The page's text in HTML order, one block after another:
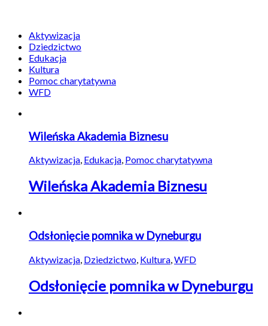
Aktywizacja
Dziedzictwo
Edukacja
Kultura
Pomoc charytatywna
WFD
Wileńska Akademia Biznesu
Aktywizacja, Edukacja, Pomoc charytatywna
Wileńska Akademia Biznesu
Odsłonięcie pomnika w Dyneburgu
Aktywizacja Dziedzictwo Kultura WFD
Odsłonięcie pomnika w Dyneburgu